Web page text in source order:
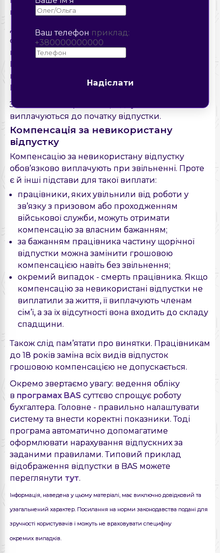
на середньоденну зарплату.
Для визначення середньоденної зарплати
суму виплат за розрахунковий період ділять на
кількість календарних днів у цьому періоді.
При цьому з кількості календарних днів
виключають дні, які не враховують за
Порядком № 100.
За загальним правилом, відпускні
виплачуються до початку відпустки.
Компенсація за невикористану
відпустку
Компенсацію за невикористану відпустку
обов’язково виплачують при звільненні. Проте
є й інші підстави для такої виплати:
працівники, яких увільнили від роботи у
зв’язку з призовом або проходженням
військової служби, можуть отримати
компенсацію за власним бажанням;
за бажанням працівника частину щорічної
відпустки можна замінити грошовою
компенсацією навіть без звільнення;
окремий випадок - смерть працівника. Якщо
компенсацію за невикористані відпустки не
виплатили за життя, її виплачують членам
сім’ї, а за їх відсутності вона входить до складу
спадщини.
Також слід пам’ятати про винятки. Працівникам
до 18 років заміна всіх видів відпусток
грошовою компенсацією не допускається.
Окремо звертаємо увагу: ведення обліку
в програмах BAS суттєво спрощує роботу
бухгалтера. Головне - правильно налаштувати
систему та внести коректні показники. Тоді
програма автоматично допомагатиме
оформлювати нарахування відпускних за
заданими правилами. Типовий приклад
відображення відпустки в BAS можете
переглянути тут.
Інформація, наведена у цьому матеріалі, має виключно довідковий та
узагальнений характер. Посилання на норми законодавства подані для
зручності користувачів і можуть не враховувати специфіку
окремих випадків.
Надіслати
Ваш телефон приклад:
+380000000000
Надіслати